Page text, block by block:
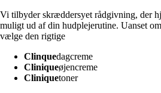
Vi tilbyder skræddersyet rådgivning, der
muligt ud af din hudplejerutine. Uanset
vælge den rigtige
Clinquedagcreme
Cliniqueøjencreme
Cliniquetoner